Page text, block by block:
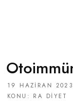
19 HAZIRAN 2023
KONU: RA DIYET